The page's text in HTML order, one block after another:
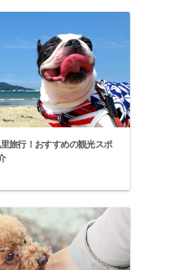
旅行！おすすめの観光スポ